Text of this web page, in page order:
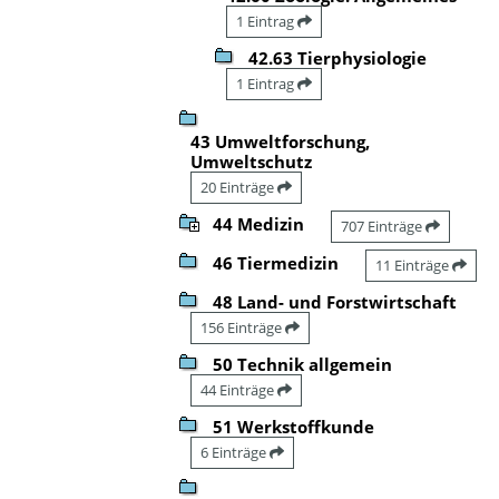
1 Eintrag
42.63 Tierphysiologie
1 Eintrag
43 Umweltforschung,
Umweltschutz
20 Einträge
44 Medizin 707 Einträge
46 Tiermedizin 11 Einträge
48 Land- und Forstwirtschaft
156 Einträge
50 Technik allgemein
44 Einträge
51 Werkstoffkunde
6 Einträge